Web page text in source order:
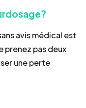
avis médical est
prenez pas deux
une perte